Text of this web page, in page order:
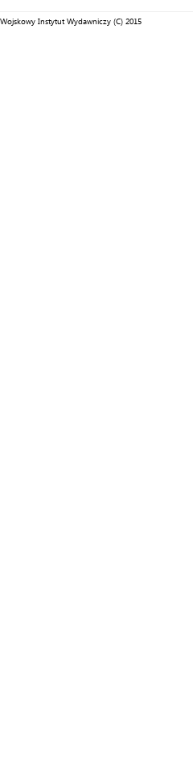
Wojskowy Instytut Wydawniczy (C) 2015